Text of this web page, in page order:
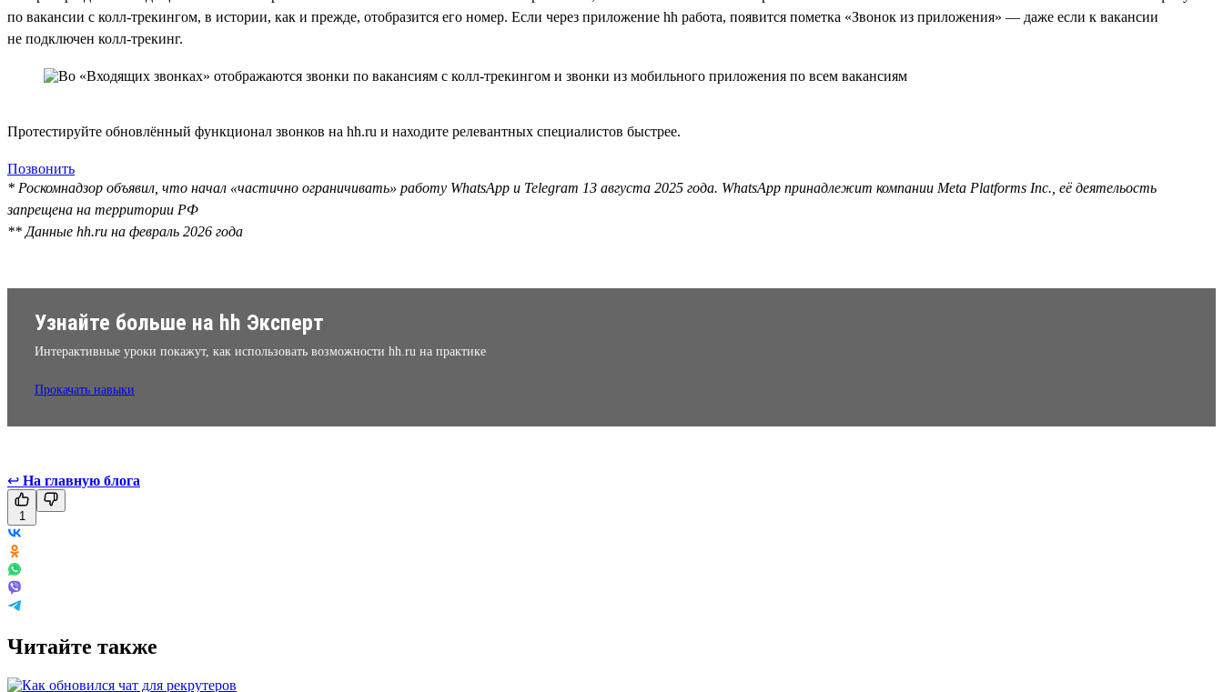
по вакансии с колл-трекингом, в истории, как и прежде, отобразится его номер. Если через приложение hh работа, появится пометка «Звонок из приложения» — даже если к вакансии
не подключен колл-трекинг.
Протестируйте обновлённый функционал звонков на hh.ru и находите релевантных специалистов быстрее.
Позвонить
* Роскомнадзор объявил, что начал «частично ограничивать» работу WhatsApp и Telegram 13 августа 2025 года. WhatsApp принадлежит компании Meta Platforms Inc., её деятельость
запрещена на территории РФ
** Данные hh.ru на февраль 2026 года
Узнайте больше на hh Эксперт
Интерактивные уроки покажут, как использовать возможности hh.ru на практике
Прокачать навыки
↩ На главную блога
1
Читайте также